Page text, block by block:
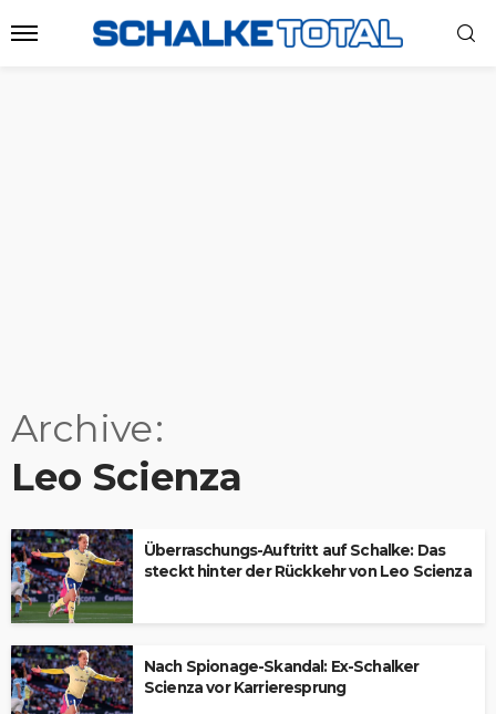
Archive
Leo Scienza
Überraschungs-Auftritt auf Schalke: Das
steckt hinter der Rückkehr von Leo Scienza
Nach Spionage-Skandal: Ex-Schalker
Scienza vor Karrieresprung